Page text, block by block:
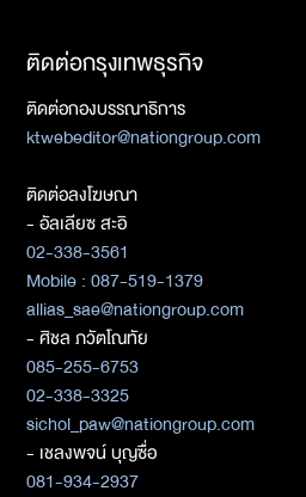
ติดต่อกรุงเทพธุรกิจ
ติดต่อกองบรรณาธิการ
ktwebeditor@nationgroup.com
ติดต่อลงโฆษณา
- อัลเลียซ สะอิ
02-338-3561
Mobile : 087-519-1379
allias_sae@nationgroup.com
- ศิชล ภวัตโณทัย
085-255-6753
02-338-3325
sichol_paw@nationgroup.com
- เชลงพจน์ บุญซื่อ
081-934-2937